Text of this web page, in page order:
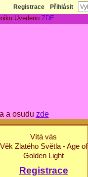
Registrace Přihlásit
Uvedeno ZDE.
a osudu zde
Vítá vás
Věk Zlatého Světla - Age of
Golden Light
Registrace